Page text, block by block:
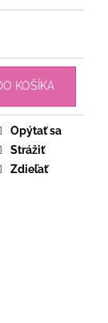
KOŠÍKA
Opýtať sa
Strážiť
Zdieľať